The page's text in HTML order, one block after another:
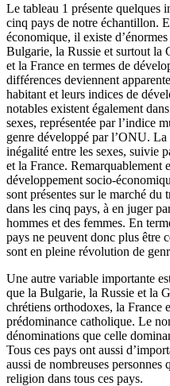
Le tableau 1 présente quelques
cinq pays de notre échantillon.
économique, il existe
Bulgarie, la Russie et surtout la
et la France en termes de
différences deviennent
habitant et leurs indices de
notables existent également
sexes, représentée par l’indice
genre développé par l’ONU.
inégalité entre les sexes, suivie
et la France. Remarquablement
développement socio-
sont présentes sur le marché du
dans les cinq pays, à en juger
hommes et des femmes. En
pays ne peuvent donc plus être
sont en pleine révolution de
Une autre variable importante
que la Bulgarie, la Russie et la
chrétiens orthodoxes, la France
prédominance catholique. Le
dénominations que celle
Tous ces pays ont aussi
aussi de nombreuses
religion dans tous ces pays.